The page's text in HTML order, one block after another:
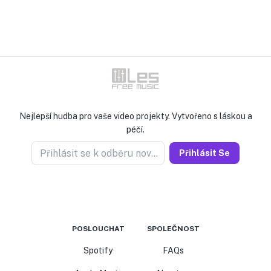
Nejlepší hudba pro vaše video projekty. Vytvořeno s láskou a
péčí.
Přihlásit se k odběru novinek Přihlásit Se
POSLOUCHAT
Spotify
SPOLEČNOST
FAQs